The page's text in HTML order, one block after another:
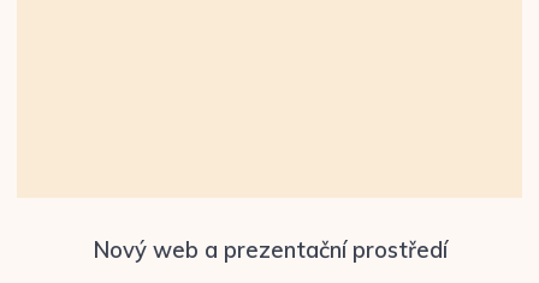
Nový web a prezentační prostředí